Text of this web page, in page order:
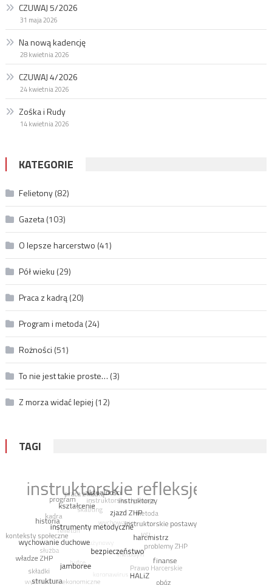
CZUWAJ 5/2026
31 maja 2026
Na nową kadencję
28 kwietnia 2026
CZUWAJ 4/2026
24 kwietnia 2026
Zośka i Rudy
14 kwietnia 2026
KATEGORIE
Felietony(82)
Gazeta(103)
O lepsze harcerstwo (41)
Pół wieku (29)
Praca z kadrą(20)
Program i metoda(24)
Rożności (51)
To nie jest takie proste… (3)
Z morza widać lepiej (12)
TAGI